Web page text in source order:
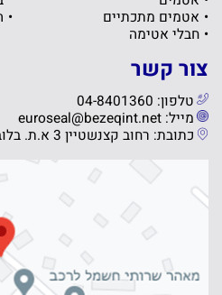
אטמים מתכתיים
חבלי אטימה
צור קשר
טלפון: 04-8401360
מייל: euroseal@bezeqint.net
כתובת: רחוב קצנשטיין 3 א.ת. בלובנד, חיפה